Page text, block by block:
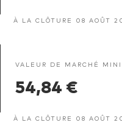
À LA CLÔTURE 08 AOÛT
VALEUR DE MARCHÉ
54,84 €
À LA CLÔTURE 08 AOÛT